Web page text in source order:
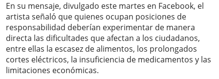
En su mensaje, divulgado este martes en Facebook, el
artista señaló que quienes ocupan posiciones de
responsabilidad deberían experimentar de manera
directa las dificultades que afectan a los ciudadanos,
entre ellas la escasez de alimentos, los prolongados
cortes eléctricos, la insuficiencia de medicamentos y las
limitaciones económicas.